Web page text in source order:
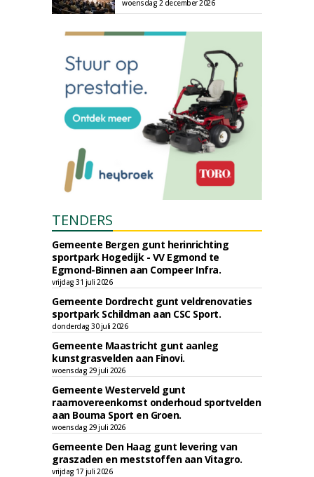
woensdag 2 december 2026
TENDERS
Gemeente Bergen gunt herinrichting
sportpark Hogedijk - VV Egmond te
Egmond-Binnen aan Compeer Infra.
vrijdag 31 juli 2026
Gemeente Dordrecht gunt veldrenovaties
sportpark Schildman aan CSC Sport.
donderdag 30 juli 2026
Gemeente Maastricht gunt aanleg
kunstgrasvelden aan Finovi.
woensdag 29 juli 2026
Gemeente Westerveld gunt
raamovereenkomst onderhoud sportvelden
aan Bouma Sport en Groen.
woensdag 29 juli 2026
Gemeente Den Haag gunt levering van
graszaden en meststoffen aan Vitagro.
vrijdag 17 juli 2026